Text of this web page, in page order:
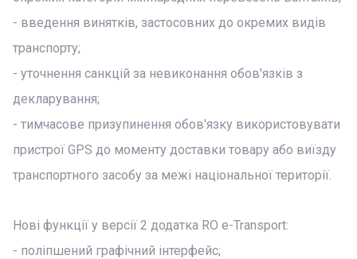
- введення винятків, застосовних до окремих видів
транспорту;
- уточнення санкцій за невиконання обов'язків з
декларування;
- тимчасове призупинення обов'язку використовувати
пристрої GPS до моменту доставки товару або виїзду
транспортного засобу за межі національної території.
Нові функції у версії 2 додатка RO e-Transport:
- поліпшений графічний інтерфейс;